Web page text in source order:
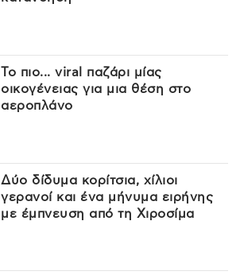
Το πιο... viral παζάρι μίας
οικογένειας για μια θέση στο
αεροπλάνο
Δύο δίδυμα κορίτσια, χίλιοι
γερανοί και ένα μήνυμα ειρήνης
με έμπνευση από τη Χιροσίμα